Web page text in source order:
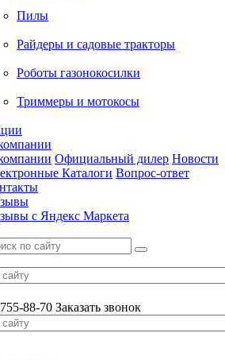
Пилы
Райдеры и садовые тракторы
Роботы газонокосилки
Триммеры и мотокосы
Официальный дилер Новости
Каталоги Вопрос-ответ
с Яндекс Маркета
88-70 Заказать звонок